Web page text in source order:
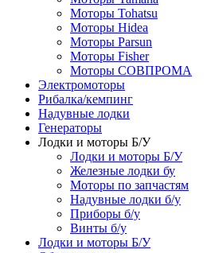
Моторы Tohatsu
Моторы Hidea
Моторы Parsun
Моторы Fisher
Моторы СОВПРОМА
Электромоторы
Рибалка/кемпинг
Надувные лодки
Генераторы
Лодки и моторы Б/У
Лодки и моторы Б/У
Железные лодки бу
Моторы по запчастям
Надувные лодки б/у
Приборы б/у
Винты б/у
Лодки и моторы Б/У